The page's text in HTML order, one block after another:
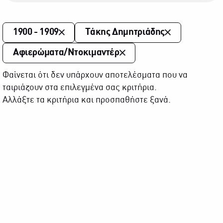
1900 - 1909 Τάκης Δημητριάδης
Αφιερώματα/Ντοκιμαντέρ
Φαίνεται ότι δεν υπάρχουν αποτελέσματα που να
ταιριάζουν στα επιλεγμένα σας κριτήρια.
Αλλάξτε τα κριτήρια και προσπαθήστε ξανά.